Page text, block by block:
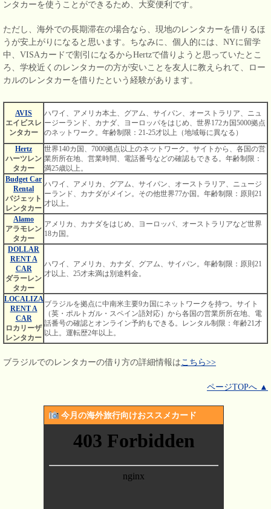
ンタカーを使うことができるため、大変便利です。
ただし、海外での長期滞在の場合なら、現地のレンタカーを借りるほ
うが安上がりになると思います。ちなみに、個人的には、NYに留学
中、VISAカードで割引になるからHertzで借りようと思っていたとこ
ろ、学校近くのレンタカーの方が安いことを友人に教えられて、ロー
カルのレンタカーを借りたという経験があります。
AVIS
エイビスレ
ンタカー
ハワイ、アメリカ本土、グアム、サイパン、オーストラリア、ニュ
ージーランド、カナダ、ヨーロッパをはじめ、世界172カ国5000拠点
のネットワーク。年齢制限：21-25才以上（地域毎に異なる）
Hertz
ハーツレン
タカー
世界140カ国、7000拠点以上のネットワーク。サイトから、各国の営
業所所在地、営業時間、電話番号などの確認もできる。年齢制限：
満25歳以上。
Budget Car
Rental
バジェット
レンタカー
ハワイ、アメリカ、グアム、サイパン、オーストラリア、ニュージ
ーランド、カナダがメイン。その他世界77か国。年齢制限：原則21
才以上。
Alamo
アラモレン
タカー
アメリカ、カナダをはじめ、ヨーロッパ、オーストラリアなど世界
18カ国。
DOLLAR
RENT A
CAR
ダラーレン
タカー
ハワイ、アメリカ、カナダ、グアム、サイパン。年齢制限：原則21
才以上、25才未満は別途料金。
LOCALIZA
RENT A
CAR
ロカリーザ
レンタカー
ブラジルを拠点に中南米主要9カ国にネットワークを持つ。サイト
（英・ポルトガル・スペイン語対応）から各国の営業所所在地、電
話番号の確認とオンライン予約もできる。レンタル制限：年齢21才
以上。運転歴2年以上。
ブラジルでのレンタカーの借り方の詳細情報は こちら>>
ページTOPへ ▲
今月の海外旅行向けおススメカード